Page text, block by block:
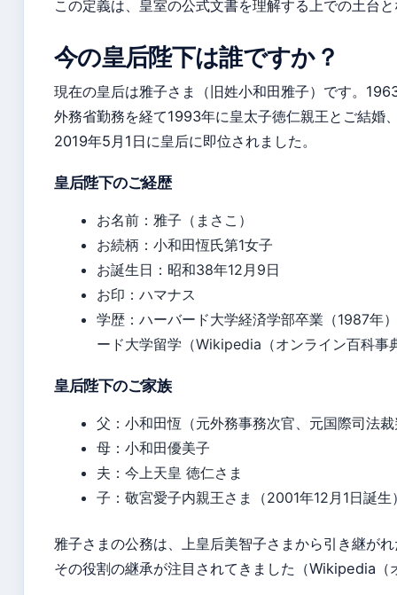
この定義は、皇室の公式文書を理解する上での土台
今の皇后陛下は誰ですか？
現在の皇后は雅子さま（旧姓小和田雅子）です。
外務省勤務を経て1993年に皇太子徳仁親王とご結婚
2019年5月1日に皇后に即位されました。
皇后陛下のご経歴
お名前：雅子（まさこ）
お続柄：小和田恆氏第1女子
お誕生日：昭和38年12月9日
お印：ハマナス
学歴：ハーバード大学経済学部卒業（1987年
ード大学留学（Wikipedia（オンライン百科事
皇后陛下のご家族
父：小和田恆（元外務事務次官、元国際司法
母：小和田優美子
夫：今上天皇 徳仁さま
子：敬宮愛子内親王さま（2001年12月1日誕生
雅子さまの公務は、上皇后美智子さまから引き継が
その役割の継承が注目されてきました（Wikipedia（